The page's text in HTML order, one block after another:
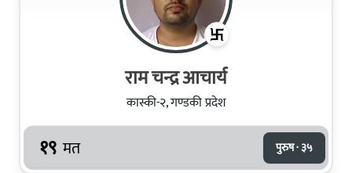
राम चन्द्र आचार्य
कास्की-२, गण्डकी प्रदेश
१९ मत पुरुष · ३५